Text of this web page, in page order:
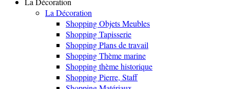
La Décoration
Shopping Objets Meubles
Shopping Tapisserie
Shopping Plans de travail
Shopping Thème marine
Shopping thème historique
Shopping Pierre, Staff